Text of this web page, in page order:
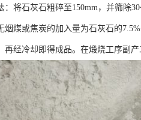
：将石灰石粗碎至150mm，并筛除
烟煤或焦炭的加入量为石灰石的
经冷却即得成品。在煅烧工序副产